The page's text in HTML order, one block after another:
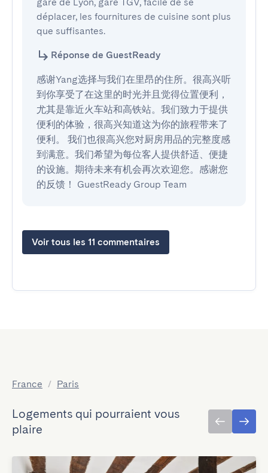
déplacer, les fournitures de cuisine sont plus
que suffisantes.
Réponse de GuestReady
感谢Yang选择与我们在里昂的住所。很高兴听
到你享受了在这里的时光并且觉得位置便利，
尤其是靠近火车站和高铁站。我们致力于提供
便利的体验，很高兴知道这为你的旅程带来了
便利。 我们也很高兴您对厨房用品的完整度感
到满意。我们希望为每位客人提供舒适、便捷
的设施。期待未来有机会再次欢迎您。感谢您
的反馈！ GuestReady Group Team
Voir tous les 11 commentaires
France / Paris
Logements qui pourraient vous
plaire